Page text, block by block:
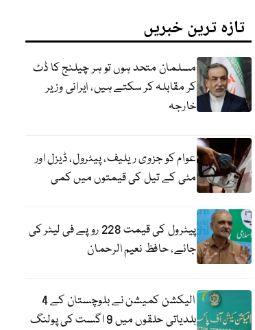
تازہ ترین خبریں
مسلمان متحد ہوں تو ہر چیلنج کا ڈٹ
کر مقابلہ کر سکتے ہیں، ایرانی وزیر
خارجہ
عوام کو جزوی ریلیف، پیٹرول، ڈیزل اور
مٹی کے تیل کی قیمتوں میں کمی
پیٹرول کی قیمت 228 روپے فی لیٹر کی
جائے، حافظ نعیم الرحمان
الیکشن کمیشن نے بلوچستان کے 4
بلدیاتی حلقوں میں 9 اگست کی پولنگ